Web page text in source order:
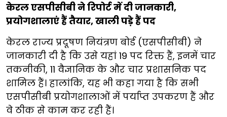
केरल एसपीसीबी ने रिपोर्ट में दी जानकारी,
प्रयोगशालाएं हैं तैयार, खाली पड़े हैं पद
केरल राज्य प्रदूषण नियंत्रण बोर्ड (एसपीसीबी) ने
जानकारी दी है कि उसे यहां 19 पद रिक्त हैं, इनमें चार
तकनीकी, 11 वैज्ञानिक के और चार प्रशासनिक पद
शामिल हैं। हालांकि, यह भी कहा गया है कि सभी
एसपीसीबी प्रयोगशालाओं में पर्याप्त उपकरण हैं और
वे ठीक से काम कर रही हैं।